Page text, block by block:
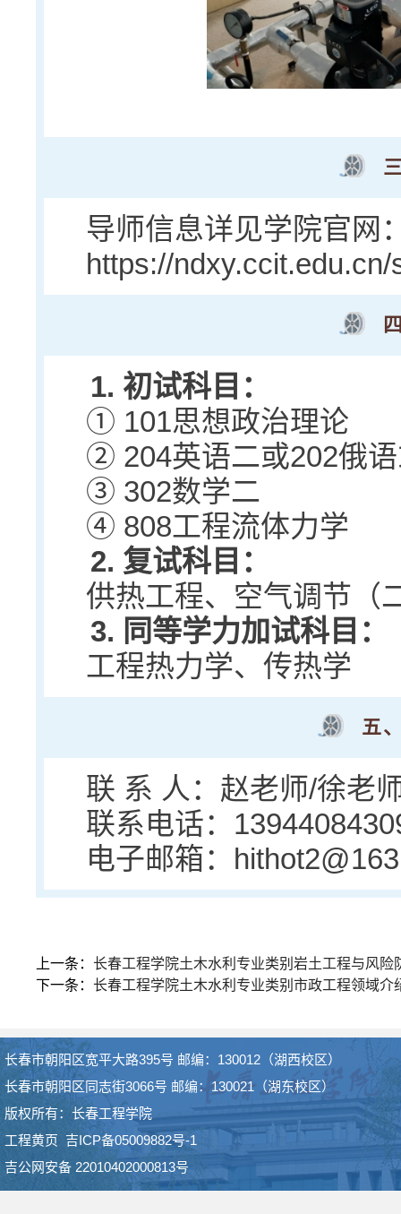
导师信息详见学院官网
https://
1. 初试科目：
① 101思想政治理论
② 204英语二或202俄
③ 302数学二
④ 808工程流体力学
2. 复试科目：
供热工程、空气调节（
3. 同等学力加试科目：
工程热力学、传热学
五
联 系 人：赵老师/徐老
联系电话：
电子邮箱：
上一条： 长春工程学院土木水利专业类别岩土工程与风险
下一条： 长春工程学院土木水利专业类别市政工程领域介
长春市朝阳区宽平大路395号 邮编：130012（湖西校区）
长春市朝阳区同志街3066号 邮编：130021（湖东校区）
版权所有：长春工程学院
工程黄页 吉ICP备05009882号-1
吉公网安备 22010402000813号